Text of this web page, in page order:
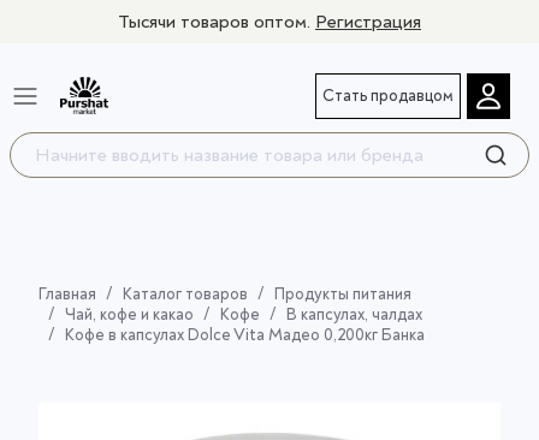
Тысячи товаров оптом. Регистрация
Стать продавцом
Главная Каталог товаров
Продукты питания
Чай, кофе и какао
Кофе
В капсулах, чалдах
Кофе в капсулах Dolce Vita Мадео 0,200кг Банка